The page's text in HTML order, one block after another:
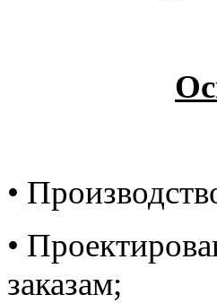
•
•
заказам;